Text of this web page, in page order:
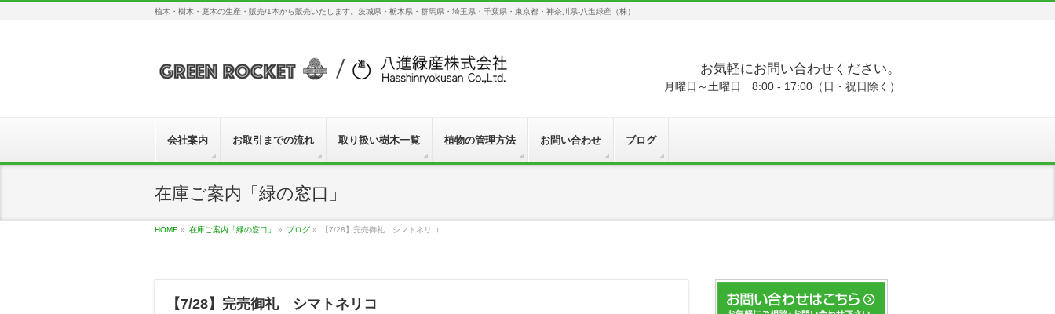
植木・樹木・庭木の生産・販売/1本から販売いたします。茨城県・栃木県・群馬県・埼玉県・千葉県・東京都・神奈川県-八進緑産（株）
お気軽にお問い合わせください。
月曜日～土曜日 8:00 - 17:00（日・祝日除く）
会社案内 お取引までの流れ 取り扱い樹木一覧 植物の管理方法 お問い合わせ ブログ
在庫ご案内「緑の窓口」
HOME » 在庫ご案内「緑の窓口」 » ブログ » 【7/28】完売御礼 シマトネリコ
【7/28】完売御礼 シマトネリコ